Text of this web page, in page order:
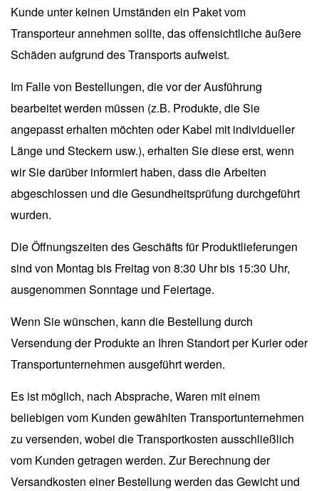
Kunde unter keinen Umständen ein Paket vom
Transporteur annehmen sollte, das offensichtliche äußere
Schäden aufgrund des Transports aufweist.
Im Falle von Bestellungen, die vor der Ausführung
bearbeitet werden müssen (z.B. Produkte, die Sie
angepasst erhalten möchten oder Kabel mit individueller
Länge und Steckern usw.), erhalten Sie diese erst, wenn
wir Sie darüber informiert haben, dass die Arbeiten
abgeschlossen und die Gesundheitsprüfung durchgeführt
wurden.
Die Öffnungszeiten des Geschäfts für Produktlieferungen
sind von Montag bis Freitag von 8:30 Uhr bis 15:30 Uhr,
ausgenommen Sonntage und Feiertage.
Wenn Sie wünschen, kann die Bestellung durch
Versendung der Produkte an Ihren Standort per Kurier oder
Transportunternehmen ausgeführt werden.
Es ist möglich, nach Absprache, Waren mit einem
beliebigen vom Kunden gewählten Transportunternehmen
zu versenden, wobei die Transportkosten ausschließlich
vom Kunden getragen werden. Zur Berechnung der
Versandkosten einer Bestellung werden das Gewicht und